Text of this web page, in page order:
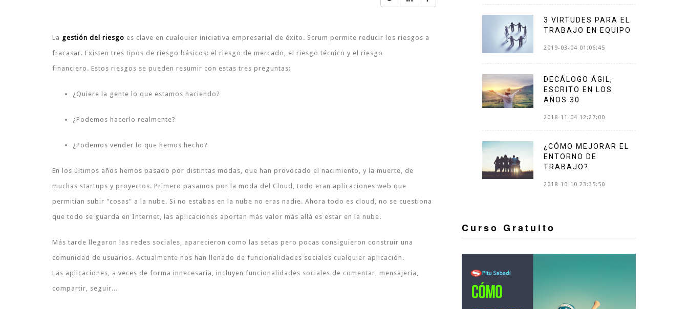
La gestión del riesgo es clave en cualquier iniciativa empresarial de éxito. Scrum permite reducir los riesgos a
fracasar. Existen tres tipos de riesgo básicos: el riesgo de mercado, el riesgo técnico y el riesgo
financiero. Estos riesgos se pueden resumir con estas tres preguntas:
¿Quiere la gente lo que estamos haciendo?
¿Podemos hacerlo realmente?
¿Podemos vender lo que hemos hecho?
En los últimos años hemos pasado por distintas modas, que han provocado el nacimiento, y la muerte, de
muchas startups y proyectos. Primero pasamos por la moda del Cloud, todo eran aplicaciones web que
permitían subir "cosas" a la nube. Si no estabas en la nube no eras nadie. Ahora todo es cloud, no se cuestiona
que todo se guarda en Internet, las aplicaciones aportan más valor más allá es estar en la nube.
Más tarde llegaron las redes sociales, aparecieron como las setas pero pocas consiguieron construir una
comunidad de usuarios. Actualmente nos han llenado de funcionalidades sociales cualquier aplicación.
Las aplicaciones, a veces de forma innecesaria, incluyen funcionalidades sociales de comentar, mensajería,
compartir, seguir...
3 VIRTUDES PARA EL
TRABAJO EN EQUIPO
2019-03-04 01:06:45
DECÁLOGO ÁGIL,
ESCRITO EN LOS
AÑOS 30
2018-11-04 12:27:00
¿CÓMO MEJORAR EL
ENTORNO DE
TRABAJO?
2018-10-10 23:35:50
Curso Gratuito